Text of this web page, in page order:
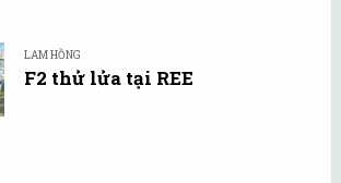
LAM HỒNG
F2 thử lửa tại REE